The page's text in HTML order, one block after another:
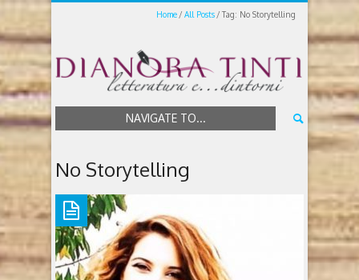
Home All Posts Tag: No Storytelling
NAVIGATE TO...
No Storytelling